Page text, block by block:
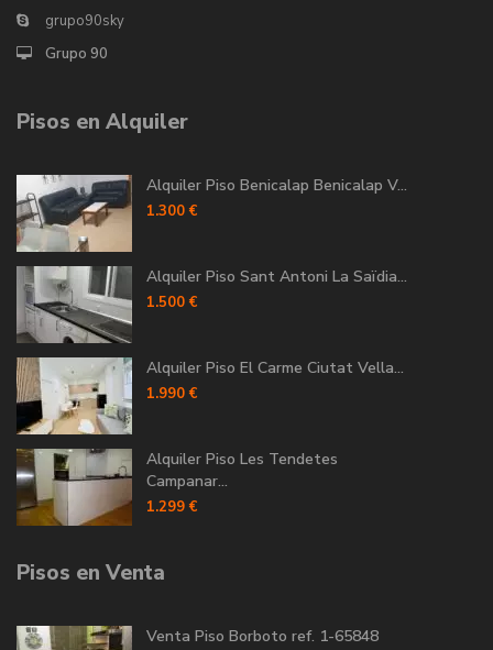
grupo90sky
Grupo 90
Pisos en Alquiler
Alquiler Piso Benicalap Benicalap V...
1.300 €
Alquiler Piso Sant Antoni La Saïdia...
1.500 €
Alquiler Piso El Carme Ciutat Vella...
1.990 €
Alquiler Piso Les Tendetes
Campanar...
1.299 €
Pisos en Venta
Venta Piso Borboto ref. 1-65848